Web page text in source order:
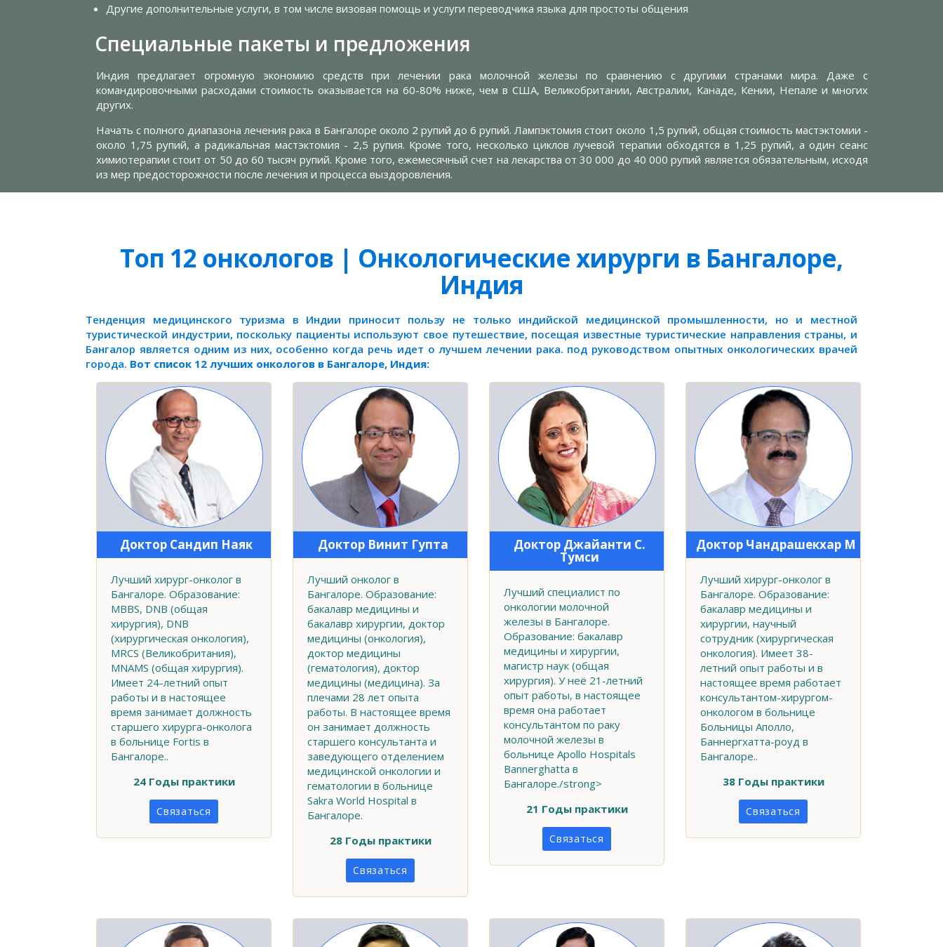
Другие дополнительные услуги, в том числе визовая помощь и услуги переводчика языка для простоты общения
Специальные пакеты и предложения
Индия предлагает огромную экономию средств при лечении рака молочной железы по сравнению с другими странами мира. Даже с
командировочными расходами стоимость оказывается на 60-80% ниже, чем в США, Великобритании, Австралии, Канаде, Кении, Непале и многих
других.
Начать с полного диапазона лечения рака в Бангалоре около 2 рупий до 6 рупий. Лампэктомия стоит около 1,5 рупий, общая стоимость мастэктомии -
около 1,75 рупий, а радикальная мастэктомия - 2,5 рупия. Кроме того, несколько циклов лучевой терапии обходятся в 1,25 рупий, а один сеанс
химиотерапии стоит от 50 до 60 тысяч рупий. Кроме того, ежемесячный счет на лекарства от 30 000 до 40 000 рупий является обязательным, исходя
из мер предосторожности после лечения и процесса выздоровления.
Топ 12 онкологов | Онкологические хирурги в Бангалоре,
Индия
Тенденция медицинского туризма в Индии приносит пользу не только индийской медицинской промышленности, но и местной
туристической индустрии, поскольку пациенты используют свое путешествие, посещая известные туристические направления страны, и
Бангалор является одним из них, особенно когда речь идет о лучшем лечении рака. под руководством опытных онкологических врачей
города. Вот список 12 лучших онкологов в Бангалоре, Индия:
Доктор Сандип Наяк
Лучший хирург-онколог в
Бангалоре. Образование:
MBBS, DNB (общая
хирургия), DNB
(хирургическая онкология),
MRCS (Великобритания),
MNAMS (общая хирургия).
Имеет 24-летний опыт
работы и в настоящее
время занимает должность
старшего хирурга-онколога
в больнице Fortis в
Бангалоре..
24 Годы практики
Связаться
Доктор Винит Гупта
Лучший онколог в
Бангалоре. Образование:
бакалавр медицины и
бакалавр хирургии, доктор
медицины (онкология),
доктор медицины
(гематология), доктор
медицины (медицина). За
плечами 28 лет опыта
работы. В настоящее время
он занимает должность
старшего консультанта и
заведующего отделением
медицинской онкологии и
гематологии в больнице
Sakra World Hospital в
Бангалоре.
28 Годы практики
Связаться
Доктор Джайанти С.
Тумси
Лучший специалист по
онкологии молочной
железы в Бангалоре.
Образование: бакалавр
медицины и хирургии,
магистр наук (общая
хирургия). У неё 21-летний
опыт работы, в настоящее
время она работает
консультантом по раку
молочной железы в
больнице Apollo Hospitals
Bannerghatta в
Бангалоре./strong>
21 Годы практики
Связаться
Доктор Чандрашекхар М
Лучший хирург-онколог в
Бангалоре. Образование:
бакалавр медицины и
хирургии, научный
сотрудник (хирургическая
онкология). Имеет 38-
летний опыт работы и в
настоящее время работает
консультантом-хирургом-
онкологом в больнице
Больницы Аполло,
Баннергхатта-роуд в
Бангалоре..
38 Годы практики
Связаться